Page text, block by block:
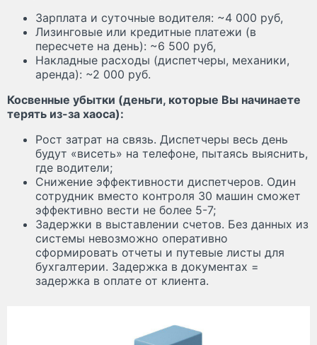
Зарплата и суточные водителя: ~4 000 руб,
Лизинговые или кредитные платежи (в
пересчете на день): ~6 500 руб,
Накладные расходы (диспетчеры, механики,
аренда): ~2 000 руб.
Косвенные убытки (деньги, которые Вы начинаете
терять из-за хаоса):
Рост затрат на связь. Диспетчеры весь день
будут «висеть» на телефоне, пытаясь выяснить,
где водители;
Снижение эффективности диспетчеров. Один
сотрудник вместо контроля 30 машин сможет
эффективно вести не более 5-7;
Задержки в выставлении счетов. Без данных из
системы невозможно оперативно
сформировать отчеты и путевые листы для
бухгалтерии. Задержка в документах =
задержка в оплате от клиента.